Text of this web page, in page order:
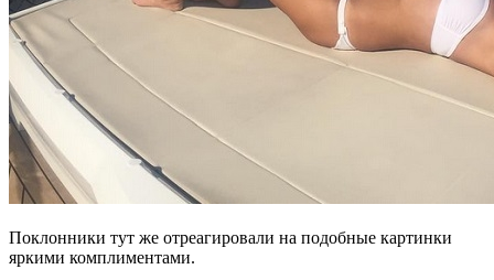
Поклонники тут же отреагировали на подобные картинки
яркими комплиментами.